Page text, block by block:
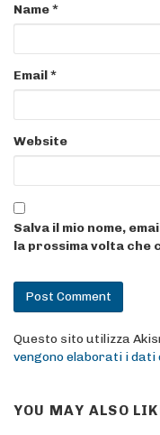
Name*
Email*
Website
Salva il mio nome,
la prossima volta che
Questo sito utilizza
vengono elaborati i
YOU MAY ALSO